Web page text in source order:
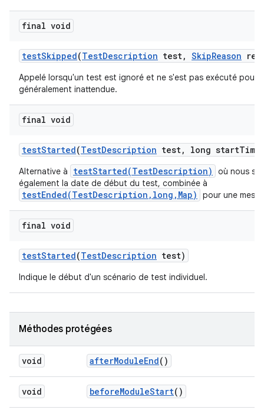
final void
testSkipped(TestDescription test, SkipReason
Appelé lorsqu'un test est ignoré et ne s'est pas exécuté pour
généralement inattendue.
final void
testStarted(TestDescription test, long start
Alternative à testStarted(TestDescription)
où nous
également la date de début du test, combinée à
testEnded(TestDescription,long,Map) pour une
final void
testStarted(TestDescription test)
Indique le début d'un scénario de test individuel.
Méthodes protégées
void afterModuleEnd()
void beforeModuleStart()